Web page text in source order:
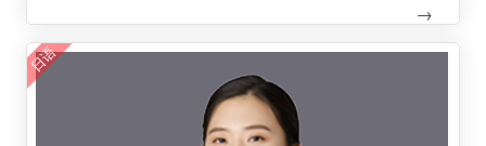
→
日语